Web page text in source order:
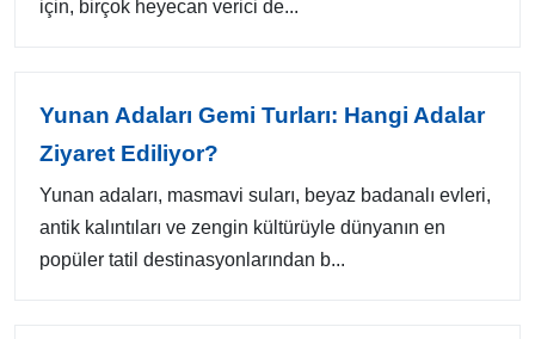
için, birçok heyecan verici de...
Yunan Adaları Gemi Turları: Hangi Adalar
Ziyaret Ediliyor?
Yunan adaları, masmavi suları, beyaz badanalı evleri,
antik kalıntıları ve zengin kültürüyle dünyanın en
popüler tatil destinasyonlarından b...